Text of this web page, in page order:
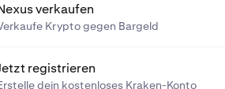
verkaufen
Krypto gegen Bargeld
registrieren
dein kostenloses Kraken-Konto